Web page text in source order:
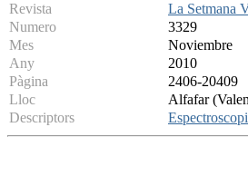
Revista
La Setmana
Numero
3329
Mes
Noviembre
Any
2010
Pàgina
2406-20409
Lloc
Alfafar
Descriptors